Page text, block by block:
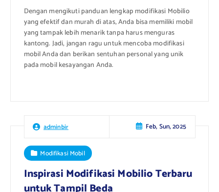
Dengan mengikuti panduan lengkap modifikasi Mobilio
yang efektif dan murah di atas, Anda bisa memiliki mobil
yang tampak lebih menarik tanpa harus menguras
kantong. Jadi, jangan ragu untuk mencoba modifikasi
mobil Anda dan berikan sentuhan personal yang unik
pada mobil kesayangan Anda.
adminbir Feb, Sun, 2025
Modifikasi Mobil
Inspirasi Modifikasi Mobilio Terbaru